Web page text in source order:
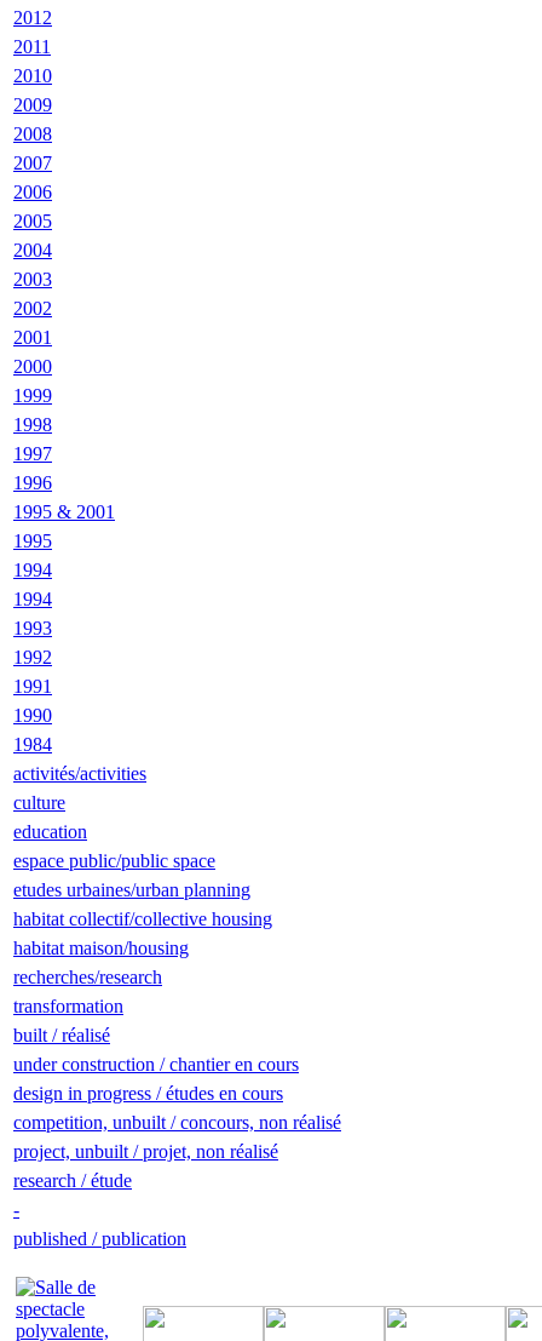
2012
2011
2010
2009
2008
2007
2006
2005
2004
2003
2002
2001
2000
1999
1998
1997
1996
1995 & 2001
1995
1994
1994
1993
1992
1991
1990
1984
activités/activities
culture
education
espace public/public space
etudes urbaines/urban planning
habitat collectif/collective housing
habitat maison/housing
recherches/research
transformation
built / réalisé
under construction / chantier en cours
design in progress / études en cours
competition, unbuilt / concours, non réalisé
project, unbuilt / projet, non réalisé
research / étude
-
published / publication